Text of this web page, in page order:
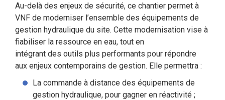
Au-delà des enjeux de sécurité, ce chantier permet à
VNF de moderniser l’ensemble des équipements de
gestion hydraulique du site. Cette modernisation vise à
fiabiliser la ressource en eau, tout en
intégrant des outils plus performants pour répondre
aux enjeux contemporains de gestion. Elle permettra :
La commande à distance des équipements de
gestion hydraulique, pour gagner en réactivité ;